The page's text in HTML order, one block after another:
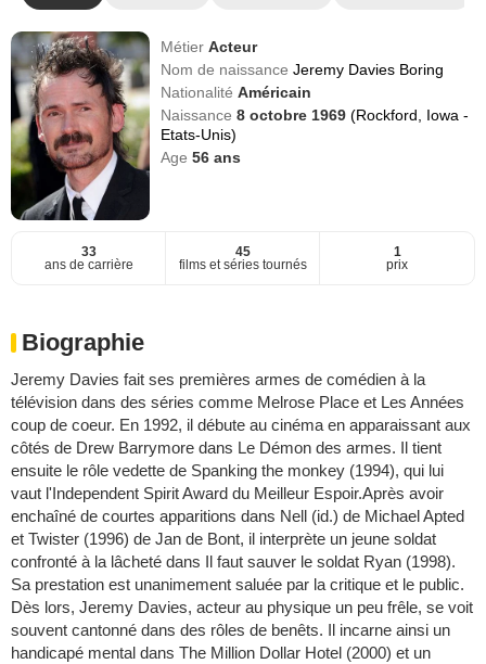
MétierActeur
Nom de naissanceJeremy Davies Boring
NationalitéAméricain
Naissance8 octobre 1969(Rockford, Iowa -
Etats-Unis)
Age56 ans
33
ans de carrière
45
films et séries tournés
1
prix
Biographie
Jeremy Davies fait ses premières armes de comédien à la
télévision dans des séries comme Melrose Place et Les Années
coup de coeur. En 1992, il débute au cinéma en apparaissant aux
côtés de Drew Barrymore dans Le Démon des armes. Il tient
ensuite le rôle vedette de Spanking the monkey (1994), qui lui
vaut l'Independent Spirit Award du Meilleur Espoir.Après avoir
enchaîné de courtes apparitions dans Nell (id.) de Michael Apted
et Twister (1996) de Jan de Bont, il interprète un jeune soldat
confronté à la lâcheté dans Il faut sauver le soldat Ryan (1998).
Sa prestation est unanimement saluée par la critique et le public.
Dès lors, Jeremy Davies, acteur au physique un peu frêle, se voit
souvent cantonné dans des rôles de benêts. Il incarne ainsi un
handicapé mental dans The Million Dollar Hotel (2000) et un